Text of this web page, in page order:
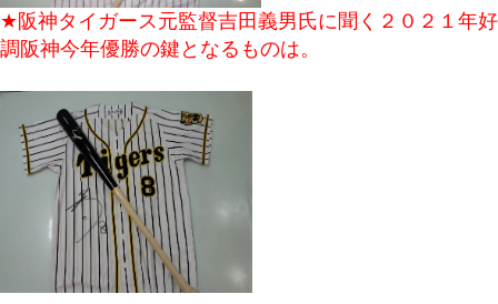
★阪神タイガース元監督吉田義男氏に聞く２０２１年好
調阪神今年優勝の鍵となるものは。